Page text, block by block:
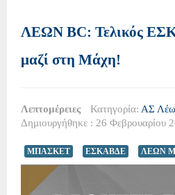
ΛΕΩΝ BC: Τελικός
μαζί στη Μάχη!
Λεπτομέρειες Κατηγορία: ΑΣ
Δημιουργήθηκε : 26 Φεβρουαρίου
ΜΠΑΣΚΕΤ ΕΣΚΑΒΔΕ ΛΕΩΝ